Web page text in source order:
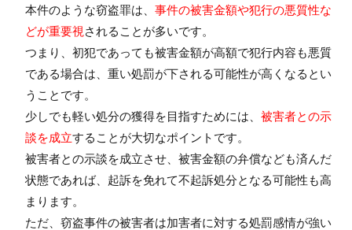
本件のような窃盗罪は、 事件の被害金額や犯行の悪質性な
どが重要視 されることが多いです。
つまり、初犯であっても被害金額が高額で犯行内容も悪質
である場合は、重い処罰が下される可能性が高くなるとい
うことです。
少しでも軽い処分の獲得を目指すためには、 被害者との示
談を成立することが大切なポイントです。
被害者との示談を成立させ、被害金額の弁償なども済んだ
状態であれば、起訴を免れて不起訴処分となる可能性も高
まります。
ただ、窃盗事件の被害者は加害者に対する処罰感情が強い